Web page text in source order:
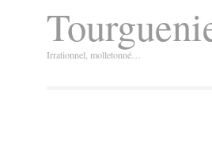
Irrationnel, molletonné…